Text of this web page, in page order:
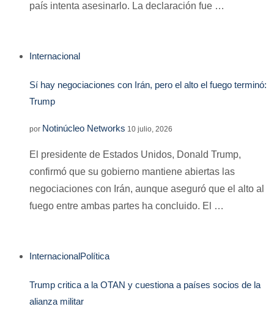
país intenta asesinarlo. La declaración fue …
Internacional
Sí hay negociaciones con Irán, pero el alto el fuego terminó:
Trump
por Notinúcleo Networks 10 julio, 2026
El presidente de Estados Unidos, Donald Trump,
confirmó que su gobierno mantiene abiertas las
negociaciones con Irán, aunque aseguró que el alto al
fuego entre ambas partes ha concluido. El …
InternacionalPolítica
Trump critica a la OTAN y cuestiona a países socios de la
alianza militar